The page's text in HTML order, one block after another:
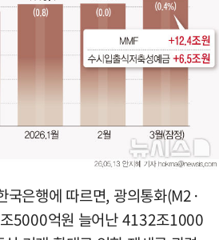
국은행에 따르면, 광의통화(M2·
5000억원 늘어난 4132조1000